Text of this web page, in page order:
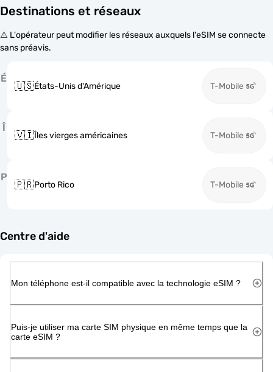
Destinations et réseaux
⚠️ L'opérateur peut modifier les réseaux auxquels l'eSIM se connecte
sans préavis.
É
🇺🇸États-Unis d'Amérique T-Mobile
Î
🇻🇮Îles vierges américaines T-Mobile
P
🇵🇷Porto Rico T-Mobile
Centre d'aide
Mon téléphone est-il compatible avec la technologie eSIM ?
Puis-je utiliser ma carte SIM physique en même temps que la
carte eSIM ?